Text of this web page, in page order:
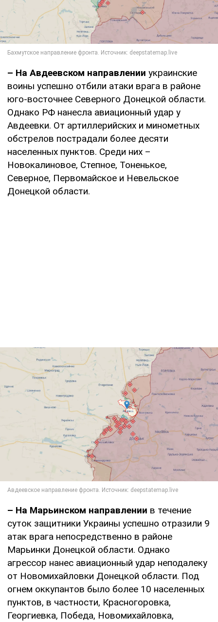
– На Авдеевском направлении украинские
воины успешно отбили атаки врага в районе
юго-восточнее Северного Донецкой области.
Однако РФ нанесла авиационный удар у
Авдеевки. От артиллерийских и минометных
обстрелов пострадали более десяти
населенных пунктов. Среди них –
Новокалиновое, Степное, Тоненькое,
Северное, Первомайское и Невельское
Донецкой области.
– На Марьинском направлении в течение
суток защитники Украины успешно отразили 9
атак врага непосредственно в районе
Марьинки Донецкой области. Однако
агрессор нанес авиационный удар неподалеку
от Новомихайловки Донецкой области. Под
огнем оккупантов было более 10 населенных
пунктов, в частности, Красногоровка,
Георгиевка, Победа, Новомихайловка,